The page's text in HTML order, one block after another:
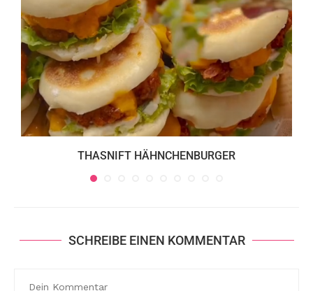
THASNIFT HÄHNCHENBURGER
SCHREIBE EINEN KOMMENTAR